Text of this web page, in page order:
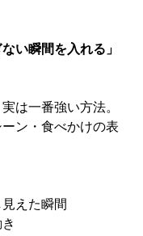
い瞬間を入れる」
は一番強い方法。
ン・食べかけの表
えた瞬間